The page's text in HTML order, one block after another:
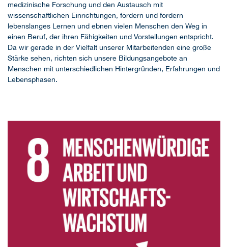
medizinische Forschung und den Austausch mit
wissenschaftlichen Einrichtungen, fördern und fordern
lebenslanges Lernen und ebnen vielen Menschen den Weg in
einen Beruf, der ihren Fähigkeiten und Vorstellungen entspricht.
Da wir gerade in der Vielfalt unserer Mitarbeitenden eine große
Stärke sehen, richten sich unsere Bildungsangebote an
Menschen mit unterschiedlichen Hintergründen, Erfahrungen und
Lebensphasen.